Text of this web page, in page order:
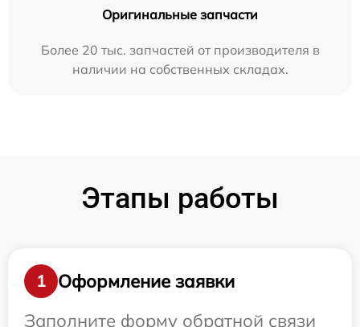
Оригинальные запчасти
Более 20 тыс. запчастей от производителя в
наличии на собственных складах.
Этапы работы
1
Оформление заявки
Заполните форму обратной связи